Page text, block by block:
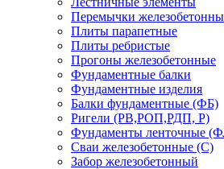
Перемычки
Плиты парапетные
Плиты ребристые
Прогоны железобетонные
Фундаментные балки
Фундаментные изделия
Балки фундаментные (ФБ)
Ригели (РВ,РОП,РДП, Р)
Фундаменты ленточные
Сваи железобетонные (С)
Забор железобетонный